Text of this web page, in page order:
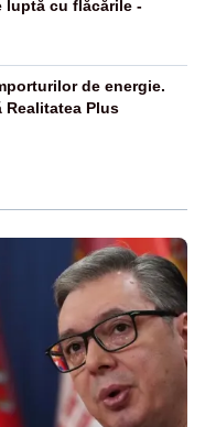
luptă cu flăcările -
de energie.
Realitatea Plus